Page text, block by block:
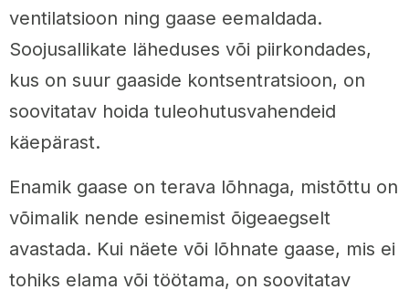
ventilatsioon ning gaase eemaldada.
Soojusallikate läheduses või piirkondades,
kus on suur gaaside kontsentratsioon, on
soovitatav hoida tuleohutusvahendeid
käepärast.
Enamik gaase on terava lõhnaga, mistõttu on
võimalik nende esinemist õigeaegselt
avastada. Kui näete või lõhnate gaase, mis ei
tohiks elama või töötama, on soovitatav